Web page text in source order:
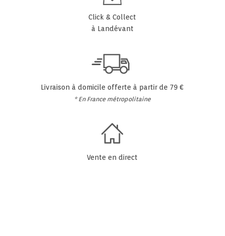
Click & Collect
à Landévant
Livraison à domicile offerte à partir de 79 €
* En France métropolitaine
Vente en direct